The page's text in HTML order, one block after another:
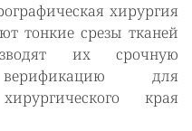
хирургия
тонкие срезы тканей
их срочную
верификацию для
края